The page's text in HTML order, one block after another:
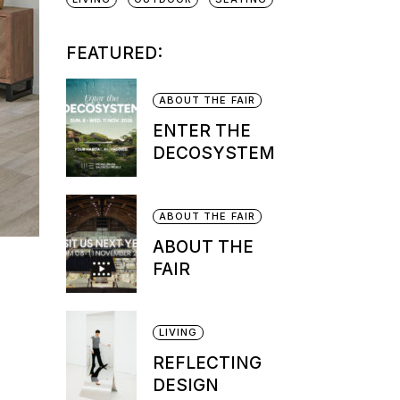
FEATURED:
ABOUT THE FAIR
ENTER THE
DECOSYSTEM
ABOUT THE FAIR
ABOUT THE
FAIR
LIVING
REFLECTING
DESIGN